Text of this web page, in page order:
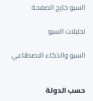
السيو خارج الصفحة
تحليلات السيو
السيو والذكاء الاصطناعي
حسب الدولة